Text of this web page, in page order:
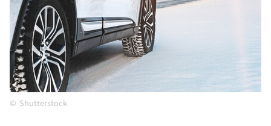
Shutterstock